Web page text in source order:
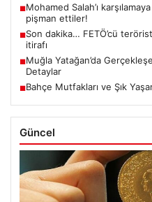
■Mohamed Salah’ı
pişman ettiler!
■Son dakika… FETÖ’cü
itirafı
■Muğla Yatağan’da
Detaylar
■Bahçe Mutfakları ve Şık
Güncel